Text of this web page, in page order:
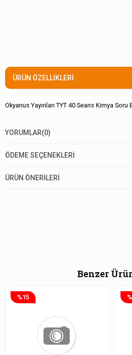
ÜRÜN ÖZELLIKLERI
Okyanus Yayınları TYT 40 Seans Kimya Soru
YORUMLAR(0)
ÖDEME SEÇENEKLERI
ÜRÜN ÖNERILERI
Benzer
%15